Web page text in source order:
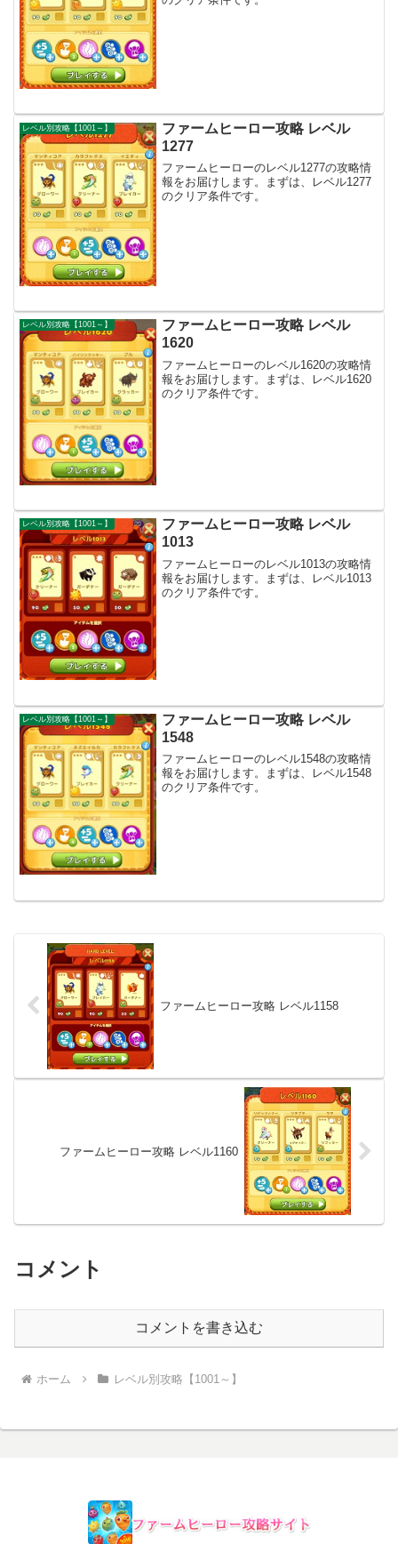
レベル別攻略【1001～】
ファームヒーロー攻略 レベル
1277
ファームヒーローのレベル1277の攻略情
報をお届けします。まずは、レベル1277
のクリア条件です。
レベル別攻略【1001～】
ファームヒーロー攻略 レベル
1620
ファームヒーローのレベル1620の攻略情
報をお届けします。まずは、レベル1620
のクリア条件です。
レベル別攻略【1001～】
ファームヒーロー攻略 レベル
1013
ファームヒーローのレベル1013の攻略情
報をお届けします。まずは、レベル1013
のクリア条件です。
レベル別攻略【1001～】
ファームヒーロー攻略 レベル
1548
ファームヒーローのレベル1548の攻略情
報をお届けします。まずは、レベル1548
のクリア条件です。
ファームヒーロー攻略 レベル1158
ファームヒーロー攻略 レベル1160
コメント
コメントを書き込む
ホーム レベル別攻略【1001～】